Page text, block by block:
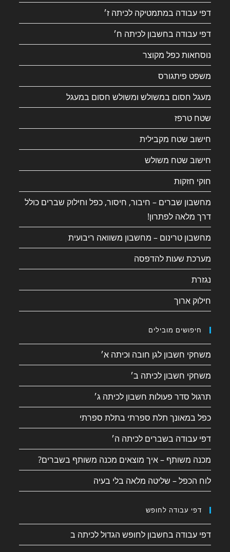
דפי עבודה במתמטיקה לכיתה ז׳
דפי עבודה בחשבון לכיתה ח׳
נוסחאות כפל מקוצר
משפט פיתגורס
מעגל חסום במשולש ומשולש חסום במעגל
שטח טרפז
חישוב שטח מקבילית
חישוב שטח משולש
חוקי חזקות
מחשבון שברים – חיבור, חיסור, כפל וחילוק שברים כולל
דרך מלאה לפתרון!
מחשבון טרינום – מחשבון משוואה ריבועית
מערכת שעות להדפסה
נגזרת
חילוק ארוך
חיפושים מובילים
משחקי חשבון לגן חובה וכיתה א׳
משחקי חשבון לכיתה ב׳
תרגול סדר פעולות חשבון לכיתה ג׳
כפל במאונך תלת ספרתי בתלת ספרתי
דפי עבודה בשברים לכיתה ה׳
מכנה משותף – איך מוצאים מכנה משותף בשברים?
לוח הכפל – שליטה מלאה בלי בעיה
דפי עבודה לחופש
דפי עבודה בחשבון לחופש הגדול לכיתה ב